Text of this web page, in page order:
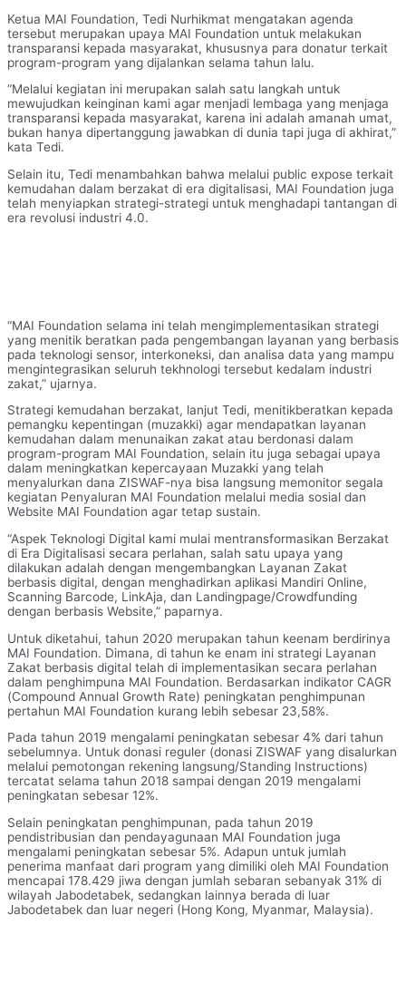
Ketua MAI Foundation, Tedi Nurhikmat mengatakan agenda
tersebut merupakan upaya MAI Foundation untuk melakukan
transparansi kepada masyarakat, khususnya para donatur terkait
program-program yang dijalankan selama tahun lalu.
“Melalui kegiatan ini merupakan salah satu langkah untuk
mewujudkan keinginan kami agar menjadi lembaga yang menjaga
transparansi kepada masyarakat, karena ini adalah amanah umat,
bukan hanya dipertanggung jawabkan di dunia tapi juga di akhirat,”
kata Tedi.
Selain itu, Tedi menambahkan bahwa melalui public expose terkait
kemudahan dalam berzakat di era digitalisasi, MAI Foundation juga
telah menyiapkan strategi-strategi untuk menghadapi tantangan di
era revolusi industri 4.0.
“MAI Foundation selama ini telah mengimplementasikan strategi
yang menitik beratkan pada pengembangan layanan yang berbasis
pada teknologi sensor, interkoneksi, dan analisa data yang mampu
mengintegrasikan seluruh tekhnologi tersebut kedalam industri
zakat,” ujarnya.
Strategi kemudahan berzakat, lanjut Tedi, menitikberatkan kepada
pemangku kepentingan (muzakki) agar mendapatkan layanan
kemudahan dalam menunaikan zakat atau berdonasi dalam
program-program MAI Foundation, selain itu juga sebagai upaya
dalam meningkatkan kepercayaan Muzakki yang telah
menyalurkan dana ZISWAF-nya bisa langsung memonitor segala
kegiatan Penyaluran MAI Foundation melalui media sosial dan
Website MAI Foundation agar tetap sustain.
“Aspek Teknologi Digital kami mulai mentransformasikan Berzakat
di Era Digitalisasi secara perlahan, salah satu upaya yang
dilakukan adalah dengan mengembangkan Layanan Zakat
berbasis digital, dengan menghadirkan aplikasi Mandiri Online,
Scanning Barcode, LinkAja, dan Landingpage/Crowdfunding
dengan berbasis Website,” paparnya.
Untuk diketahui, tahun 2020 merupakan tahun keenam berdirinya
MAI Foundation. Dimana, di tahun ke enam ini strategi Layanan
Zakat berbasis digital telah di implementasikan secara perlahan
dalam penghimpuna MAI Foundation. Berdasarkan indikator CAGR
(Compound Annual Growth Rate) peningkatan penghimpunan
pertahun MAI Foundation kurang lebih sebesar 23,58%.
Pada tahun 2019 mengalami peningkatan sebesar 4% dari tahun
sebelumnya. Untuk donasi reguler (donasi ZISWAF yang disalurkan
melalui pemotongan rekening langsung/Standing Instructions)
tercatat selama tahun 2018 sampai dengan 2019 mengalami
peningkatan sebesar 12%.
Selain peningkatan penghimpunan, pada tahun 2019
pendistribusian dan pendayagunaan MAI Foundation juga
mengalami peningkatan sebesar 5%. Adapun untuk jumlah
penerima manfaat dari program yang dimiliki oleh MAI Foundation
mencapai 178.429 jiwa dengan jumlah sebaran sebanyak 31% di
wilayah Jabodetabek, sedangkan lainnya berada di luar
Jabodetabek dan luar negeri (Hong Kong, Myanmar, Malaysia).